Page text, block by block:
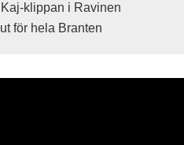
klippan i Ravinen
för hela Branten